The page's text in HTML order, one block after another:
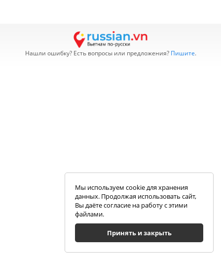
Нашли ошибку? Есть вопросы или предложения? Пишите.
Мы используем cookie для хранения
данных. Продолжая использовать сайт,
Вы даёте согласие на работу с этими
файлами.
Принять и закрыть